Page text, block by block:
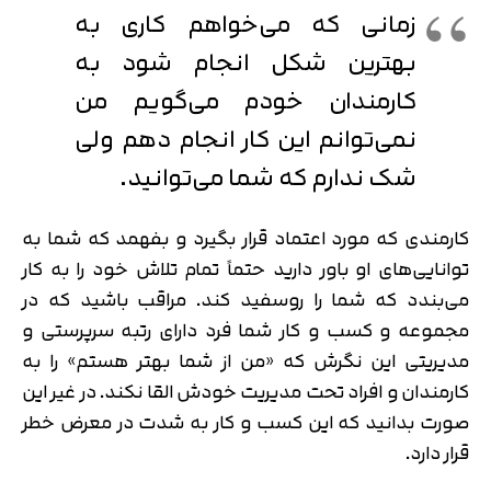
زمانی که می‌خواهم کاری به
بهترین شکل انجام شود به
کارمندان خودم می‌گویم من
نمی‌توانم این کار انجام دهم ولی
شک ندارم که شما می‌توانید.
کارمندی که مورد اعتماد قرار بگیرد و بفهمد که شما به
توانایی‌های او باور دارید حتماً تمام تلاش خود را به کار
می‌بندد که شما را روسفید کند. مراقب باشید که در
مجموعه و کسب و کار شما فرد دارای رتبه سرپرستی و
مدیریتی این نگرش که «من از شما بهتر هستم» را به
کارمندان و افراد تحت مدیریت خودش القا نکند. در غیر این
صورت بدانید که این کسب و کار به شدت در معرض خطر
قرار دارد.